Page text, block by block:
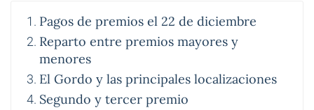
Pagos de premios el 22 de diciembre
Reparto entre premios mayores y
menores
El Gordo y las principales localizaciones
Segundo y tercer premio